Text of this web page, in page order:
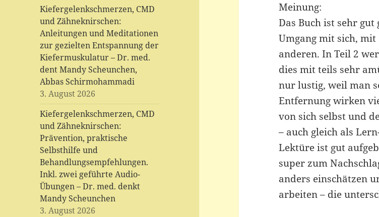
Kiefergelenkschmerzen, CMD
und Zähneknirschen:
Anleitungen und Meditationen
zur gezielten Entspannung der
Kiefermuskulatur – Dr. med.
dent Mandy Scheunchen,
Abbas Schirmohammadi
3. August 2026
Kiefergelenkschmerzen, CMD
und Zähneknirschen:
Prävention, praktische
Selbsthilfe und
Behandlungsempfehlungen.
Inkl. zwei geführte Audio-
Übungen – Dr. med. denkt
Mandy Scheunchen
3. August 2026
Meinung:
Das Buch ist sehr
Umgang mit sich,
anderen. In Teil 2
dies mit teils sehr
nur lustig, weil man
Entfernung wirken
von sich selbst und
– auch gleich als
Lektüre ist gut
super zum
anders einschätzen
arbeiten – die